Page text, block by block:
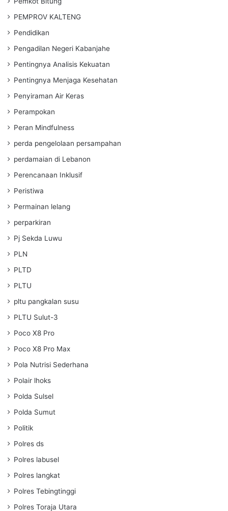
PEMPROV KALTENG
Pendidikan
Pengadilan Negeri Kabanjahe
Pentingnya Analisis Kekuatan
Pentingnya Menjaga Kesehatan
Penyiraman Air Keras
Perampokan
Peran Mindfulness
perda pengelolaan persampahan
perdamaian di Lebanon
Perencanaan Inklusif
Peristiwa
Permainan lelang
perparkiran
Pj Sekda Luwu
PLN
PLTD
PLTU
pltu pangkalan susu
PLTU Sulut-3
Poco X8 Pro
Poco X8 Pro Max
Pola Nutrisi Sederhana
Polair lhoks
Polda Sulsel
Polda Sumut
Politik
Polres ds
Polres labusel
Polres langkat
Polres Tebingtinggi
Polres Toraja Utara